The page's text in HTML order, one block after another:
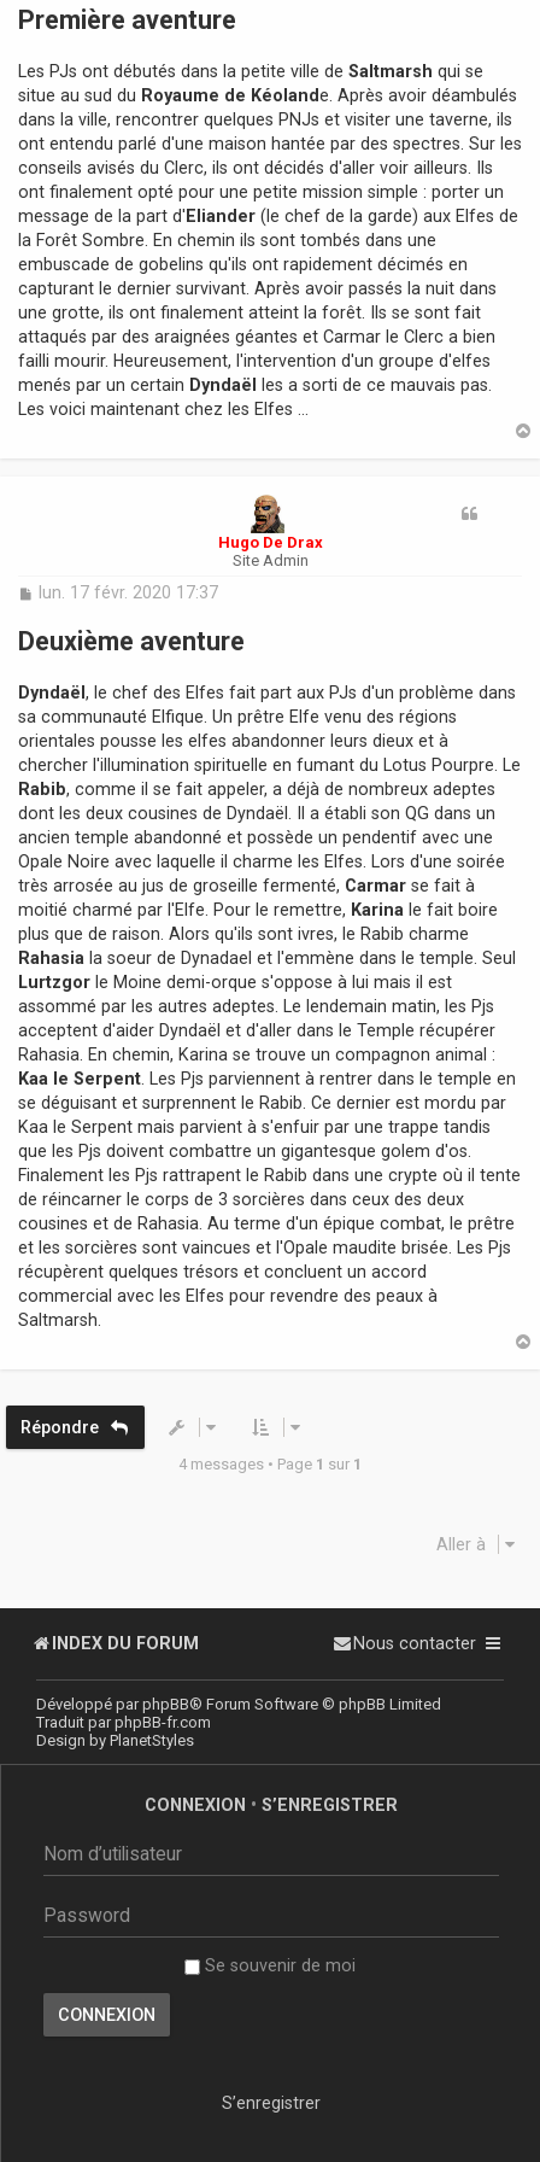
s
s
g
e
Première aventure
Les PJs ont débutés dans la petite ville de Saltmarsh qui se
situe au sud du Royaume de Kéolande. Après avoir déambulés
dans la ville, rencontrer quelques PNJs et visiter une taverne, ils
ont entendu parlé d'une maison hantée par des spectres. Sur les
conseils avisés du Clerc, ils ont décidés d'aller voir ailleurs. Ils
ont finalement opté pour une petite mission simple : porter un
message de la part d' Eliander (le chef de la garde) aux Elfes de
la Forêt Sombre. En chemin ils sont tombés dans une
embuscade de gobelins qu'ils ont rapidement décimés en
capturant le dernier survivant. Après avoir passés la nuit dans
une grotte, ils ont finalement atteint la forêt. Ils se sont fait
attaqués par des araignées géantes et Carmar le Clerc a bien
failli mourir. Heureusement, l'intervention d'un groupe d'elfes
menés par un certain Dyndaël
les a sorti de ce mauvais pas.
Les voici maintenant chez les Elfes ...
Hugo De Drax
Site Admin
M
s
s
g
e
lun. 17 févr. 2020 17:37
Deuxième aventure
Dyndaël , le chef des Elfes fait part aux PJs d'un problème dans
sa communauté Elfique. Un prêtre Elfe venu des régions
orientales pousse les elfes abandonner leurs dieux et à
chercher l'illumination spirituelle en fumant du Lotus Pourpre. Le
Rabib, comme il se fait appeler, a déjà de nombreux adeptes
dont les deux cousines de Dyndaël. Il a établi son QG dans un
ancien temple abandonné et possède un pendentif avec une
Opale Noire avec laquelle il charme les Elfes. Lors d'une soirée
très arrosée au jus de groseille fermenté, Carmar se fait à
moitié charmé par l'Elfe. Pour le remettre, Karina le fait boire
plus que de raison. Alors qu'ils sont ivres, le Rabib charme
Rahasia la soeur de Dynadael et l'emmène dans le temple. Seul
Lurtzgor le Moine demi-orque s'oppose à lui mais il est
assommé par les autres adeptes. Le lendemain matin, les Pjs
acceptent d'aider Dyndaël et d'aller dans le Temple récupérer
Rahasia. En chemin, Karina se trouve un compagnon animal :
Kaa le Serpent . Les Pjs parviennent à rentrer dans le temple en
se déguisant et surprennent le Rabib. Ce dernier est mordu par
Kaa le Serpent mais parvient à s'enfuir par une trappe tandis
que les Pjs doivent combattre un gigantesque golem d'os.
Finalement les Pjs rattrapent le Rabib dans une crypte où il tente
de réincarner le corps de 3 sorcières dans ceux des deux
cousines et de Rahasia. Au terme d'un épique combat, le prêtre
et les sorcières sont vaincues et l'Opale maudite brisée. Les Pjs
récupèrent quelques trésors et concluent un accord
commercial avec les Elfes pour revendre des peaux à
Saltmarsh.
Répondre
4 messages • Page 1 sur 1
Aller à
INDEX DU FORUM Nous contacter
Développé parphpBB® Forum Software © phpBB Limited
Traduit parphpBB-fr.com
Design by PlanetStyles
CONNEXION • S’ENREGISTRER
Se souvenir de moi
S’enregistrer